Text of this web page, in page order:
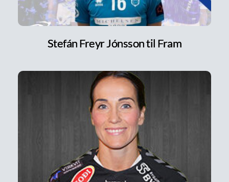
Stefán Freyr Jónsson til Fram